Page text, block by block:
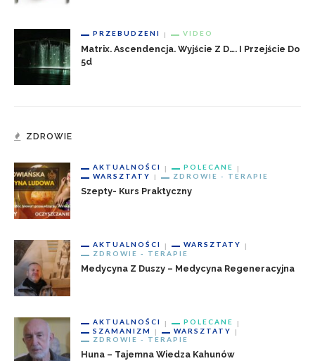
PRZEBUDZENI VIDEO
Matrix. Ascendencja. Wyjście Z D…. I Przejście Do
5d
ZDROWIE
AKTUALNOŚCI
POLECANE
WARSZTATY
ZDROWIE - TERAPIE
Szepty- Kurs Praktyczny
AKTUALNOŚCI
WARSZTATY
ZDROWIE - TERAPIE
Medycyna Z Duszy – Medycyna Regeneracyjna
AKTUALNOŚCI
POLECANE
SZAMANIZM
WARSZTATY
ZDROWIE - TERAPIE
Huna – Tajemna Wiedza Kahunów